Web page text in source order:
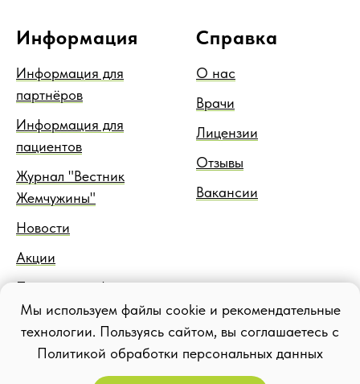
Информация
Информация для
партнёров
Информация для
пациентов
Журнал "Вестник
Жемчужины"
Новости
Акции
Правовая информация
Блог
Справка
О нас
Врачи
Лицензии
Отзывы
Вакансии
Мы используем файлы cookie и рекомендательные
технологии. Пользуясь сайтом, вы соглашаетесь с
Политикой обработки персональных данных